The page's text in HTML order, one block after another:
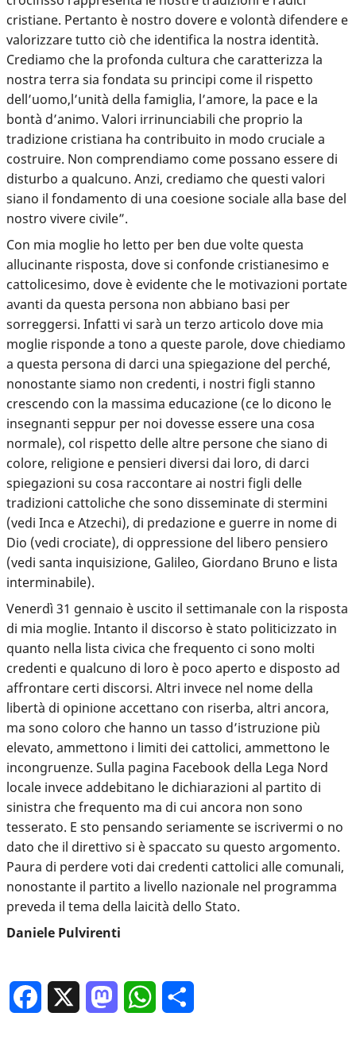
cristiane. Pertanto è nostro dovere e volontà difendere e
valorizzare tutto ciò che identifica la nostra identità.
Crediamo che la profonda cultura che caratterizza la
nostra terra sia fondata su principi come il rispetto
dell’uomo,l’unità della famiglia, l’amore, la pace e la
bontà d’animo. Valori irrinunciabili che proprio la
tradizione cristiana ha contribuito in modo cruciale a
costruire. Non comprendiamo come possano essere di
disturbo a qualcuno. Anzi, crediamo che questi valori
siano il fondamento di una coesione sociale alla base del
nostro vivere civile”.
Con mia moglie ho letto per ben due volte questa
allucinante risposta, dove si confonde cristianesimo e
cattolicesimo, dove è evidente che le motivazioni portate
avanti da questa persona non abbiano basi per
sorreggersi. Infatti vi sarà un terzo articolo dove mia
moglie risponde a tono a queste parole, dove chiediamo
a questa persona di darci una spiegazione del perché,
nonostante siamo non credenti, i nostri figli stanno
crescendo con la massima educazione (ce lo dicono le
insegnanti seppur per noi dovesse essere una cosa
normale), col rispetto delle altre persone che siano di
colore, religione e pensieri diversi dai loro, di darci
spiegazioni su cosa raccontare ai nostri figli delle
tradizioni cattoliche che sono disseminate di stermini
(vedi Inca e Atzechi), di predazione e guerre in nome di
Dio (vedi crociate), di oppressione del libero pensiero
(vedi santa inquisizione, Galileo, Giordano Bruno e lista
interminabile).
Venerdì 31 gennaio è uscito il settimanale con la risposta
di mia moglie. Intanto il discorso è stato politicizzato in
quanto nella lista civica che frequento ci sono molti
credenti e qualcuno di loro è poco aperto e disposto ad
affrontare certi discorsi. Altri invece nel nome della
libertà di opinione accettano con riserba, altri ancora,
ma sono coloro che hanno un tasso d’istruzione più
elevato, ammettono i limiti dei cattolici, ammettono le
incongruenze. Sulla pagina Facebook della Lega Nord
locale invece addebitano le dichiarazioni al partito di
sinistra che frequento ma di cui ancora non sono
tesserato. E sto pensando seriamente se iscrivermi o no
dato che il direttivo si è spaccato su questo argomento.
Paura di perdere voti dai credenti cattolici alle comunali,
nonostante il partito a livello nazionale nel programma
preveda il tema della laicità dello Stato.
Daniele Pulvirenti
Facebook MastodonWhatsApp